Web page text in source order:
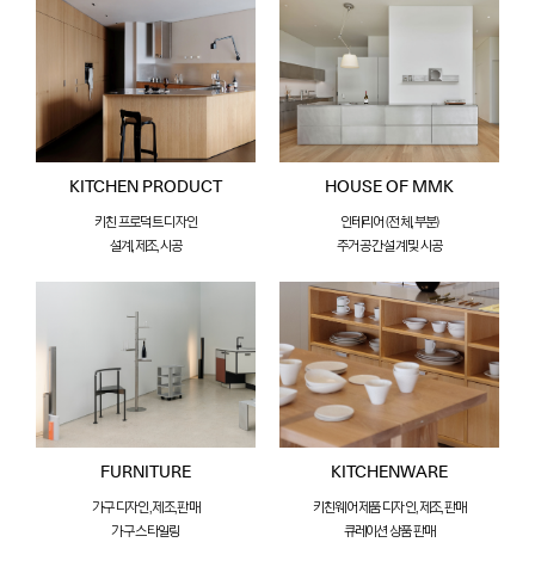
KITCHEN PRODUCT
키친 프로덕트 디자인
설계, 제조, 시공
HOUSE OF MMK
인테리어 (전체, 부분)
주거 공간 설계 및 시공
FURNITURE
가구 디자인, 제조, 판매
가구 스타일링
KITCHENWARE
키친웨어 제품 디자인, 제조, 판매
큐레이션 상품 판매